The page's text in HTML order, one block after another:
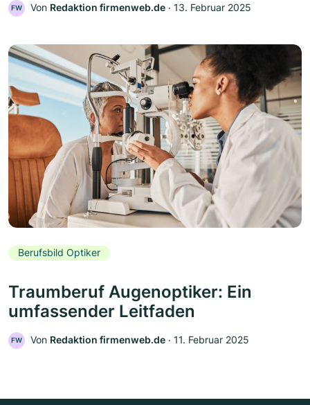
FW Von Redaktion firmenweb.de ‧ 13. Februar 2025
Berufsbild Optiker
Traumberuf Augenoptiker: Ein
umfassender Leitfaden
FW Von Redaktion firmenweb.de ‧ 11. Februar 2025